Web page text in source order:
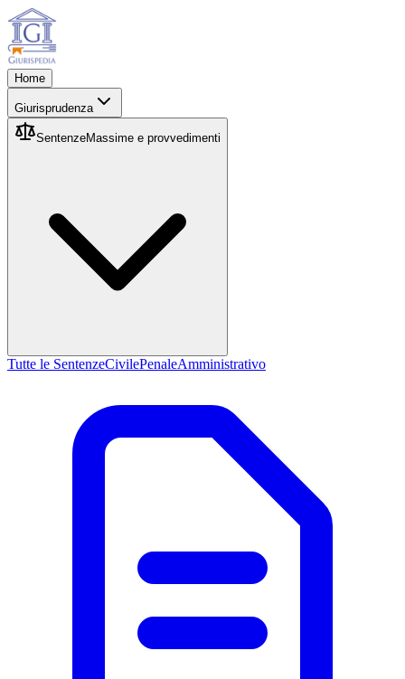
Home
Giurisprudenza
SentenzeMassime e provvedimenti
Tutte le SentenzeCivilePenaleAmministrativo